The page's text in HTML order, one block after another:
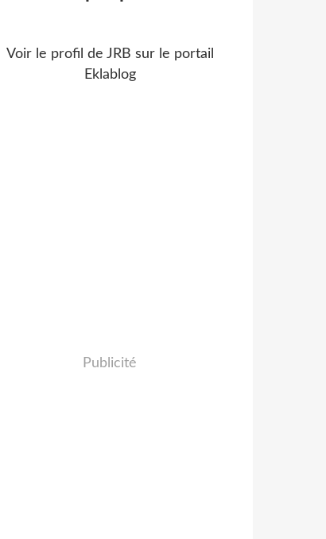
Voir le profil de JRB sur le portail
Eklablog
Publicité